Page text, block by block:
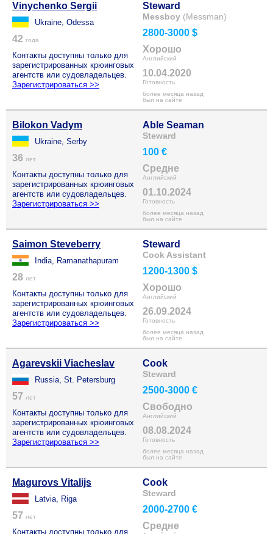
Vinychenko Sergii
Ukraine, Odessa
42 года
Контакты доступны только для
зарегистрированных крюинговых
агентств или судовладельцев.
Зарегистрироваться >>
Steward
Messboy (Messman)
2800-3000 $
Хорошо
Английский
10.04.2020
Готовность
более месяца назад
был на сайте
Bilokon Vadym
Ukraine, Serby
36 лет
Контакты доступны только для
зарегистрированных крюинговых
агентств или судовладельцев.
Зарегистрироваться >>
Able Seaman
Steward
100 €
Средне
Английский
01.10.2024
Готовность
более месяца назад
был на сайте
Saimon Steveberry
India, Ramanathapuram
28 лет
Контакты доступны только для
зарегистрированных крюинговых
агентств или судовладельцев.
Зарегистрироваться >>
Steward
Cook Assistant
1200-1300 $
Хорошо
Английский
26.09.2024
Готовность
более месяца назад
был на сайте
Agarevskii Viacheslav
Russia, St. Petersburg
57 лет
Контакты доступны только для
зарегистрированных крюинговых
агентств или судовладельцев.
Зарегистрироваться >>
Cook
Steward
2500-3000 €
Свободно
Английский
08.08.2024
Готовность
более месяца назад
был на сайте
Magurovs Vitalijs
Latvia, Riga
57 лет
Контакты доступны только для
Cook
Steward
2000-2700 €
Средне